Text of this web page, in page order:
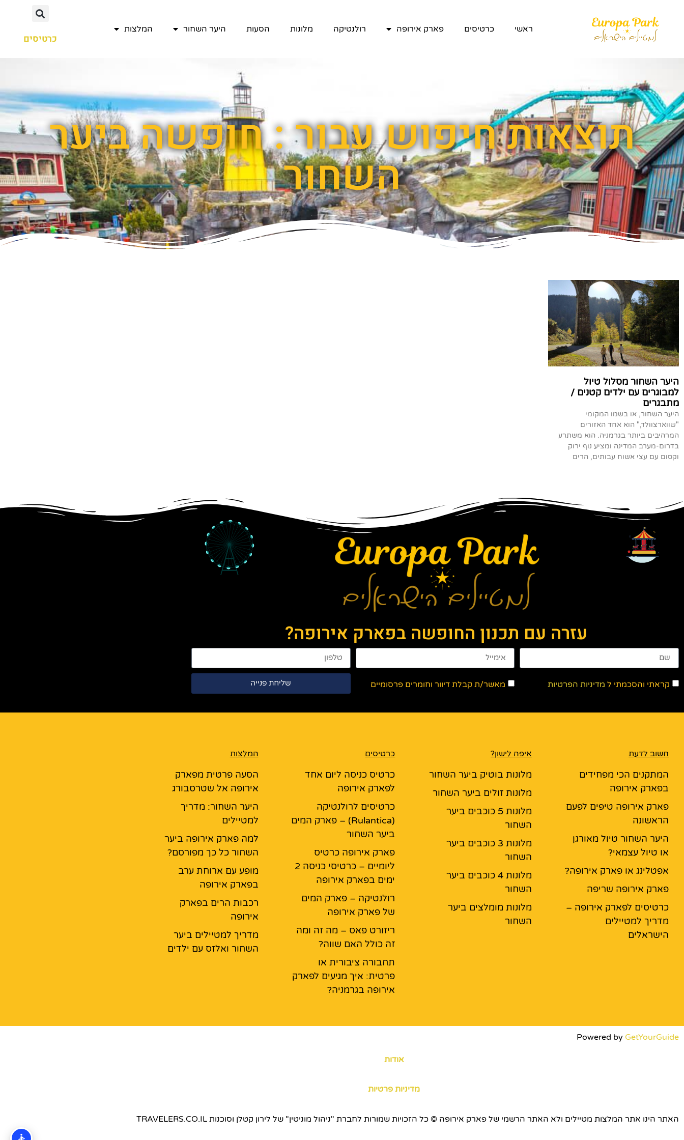
ראשי כרטיסים פארק אירופה רולנטיקה מלונות הסעות היער השחור המלצות
כרטיסים
תוצאות חיפוש עבור : חופשה ביער
השחור
היער השחור מסלול טיול
למבוגרים עם ילדים קטנים /
מתבגרים
היער השחור, או בשמו המקומי
"שווארצוולד," הוא אחד האזורים
המרהיבים ביותר בגרמניה. הוא משתרע
בדרום-מערב המדינה ומציע נוף ירוק
וקסום עם עצי אשוח עבותים, הרים
עזרה עם תכנון החופשה בפארק אירופה?
קראתי והסכמתי ל מדיניות הפרטיות מאשר/ת קבלת דיוור וחומרים פרסומיים שליחת פנייה
חשוב לדעת
המתקנים הכי מפחידים
בפארק אירופה
פארק אירופה טיפים לפעם
הראשונה
היער השחור טיול מאורגן
או טיול עצמאי?
אפטלינג או פארק אירופה?
פארק אירופה שריפה
כרטיסים לפארק אירופה –
מדריך למטיילים
הישראלים
איפה לישון?
מלונות בוטיק ביער השחור
מלונות זולים ביער השחור
מלונות 5 כוכבים ביער
השחור
מלונות 3 כוכבים ביער
השחור
מלונות 4 כוכבים ביער
השחור
מלונות מומלצים ביער
השחור
כרטיסים
כרטיס כניסה ליום אחד
לפארק אירופה
כרטיסים לרולנטיקה
(Rulantica) – פארק המים
ביער השחור
פארק אירופה כרטיס
ליומיים – כרטיסי כניסה 2
ימים בפארק אירופה
רולנטיקה – פארק המים
של פארק אירופה
ריזורט פאס – מה זה ומה
זה כולל האם שווה?
תחבורה ציבורית או
פרטית: איך מגיעים לפארק
אירופה בגרמניה?
המלצות
הסעה פרטית מפארק
אירופה אל שטרסבורג
היער השחור: מדריך
למטיילים
למה פארק אירופה ביער
השחור כל כך מפורסם?
מופע עם ארוחת ערב
בפארק אירופה
רכבות הרים בפארק
אירופה
מדריך למטיילים ביער
השחור ואלזס עם ילדים
Powered by GetYourGuide
אודות
מדיניות פרטיות
האתר הינו אתר המלצות מטיילים ולא האתר הרשמי של פארק אירופה © כל הזכויות שמורות לחברת "ניהול מוניטין" של לירון קטלן וסוכנות TRAVELERS.CO.IL